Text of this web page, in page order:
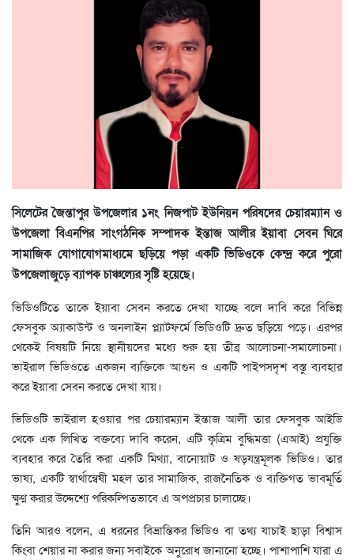
সিলেটের জৈন্তাপুর উপজেলার ১নং নিজপাট ইউনিয়ন পরিষদের চেয়ারম্যান ও
উপজেলা বিএনপির সাংগঠনিক সম্পাদক ইন্তাজ আলীর ইয়াবা সেবন ঘিরে
সামাজিক যোগাযোগমাধ্যমে ছড়িয়ে পড়া একটি ভিডিওকে কেন্দ্র করে পুরো
উপজেলাজুড়ে ব্যাপক চাঞ্চল্যের সৃষ্টি হয়েছে।
ভিডিওটিতে তাকে ইয়াবা সেবন করতে দেখা যাচ্ছে বলে দাবি করে বিভিন্ন
ফেসবুক অ্যাকাউন্ট ও অনলাইন প্ল্যাটফর্মে ভিডিওটি দ্রুত ছড়িয়ে পড়ে। এরপর
থেকেই বিষয়টি নিয়ে স্থানীয়দের মধ্যে শুরু হয় তীব্র আলোচনা-সমালোচনা।
ভাইরাল ভিডিওতে একজন ব্যক্তিকে আগুন ও একটি পাইপসদৃশ বস্তু ব্যবহার
করে ইয়াবা সেবন করতে দেখা যায়।
ভিডিওটি ভাইরাল হওয়ার পর চেয়ারম্যান ইন্তাজ আলী তার ফেসবুক আইডি
থেকে এক লিখিত বক্তব্যে দাবি করেন, এটি কৃত্রিম বুদ্ধিমত্তা (এআই) প্রযুক্তি
ব্যবহার করে তৈরি করা একটি মিথ্যা, বানোয়াট ও ষড়যন্ত্রমূলক ভিডিও। তার
ভাষ্য, একটি স্বার্থান্বেষী মহল তার সামাজিক, রাজনৈতিক ও ব্যক্তিগত ভাবমূর্তি
ক্ষুণ্ন করার উদ্দেশ্যে পরিকল্পিতভাবে এ অপপ্রচার চালাচ্ছে।
তিনি আরও বলেন, এ ধরনের বিভ্রান্তিকর ভিডিও বা তথ্য যাচাই ছাড়া বিশ্বাস
কিংবা শেয়ার না করার জন্য সবাইকে অনুরোধ জানানো হচ্ছে। পাশাপাশি যারা এ